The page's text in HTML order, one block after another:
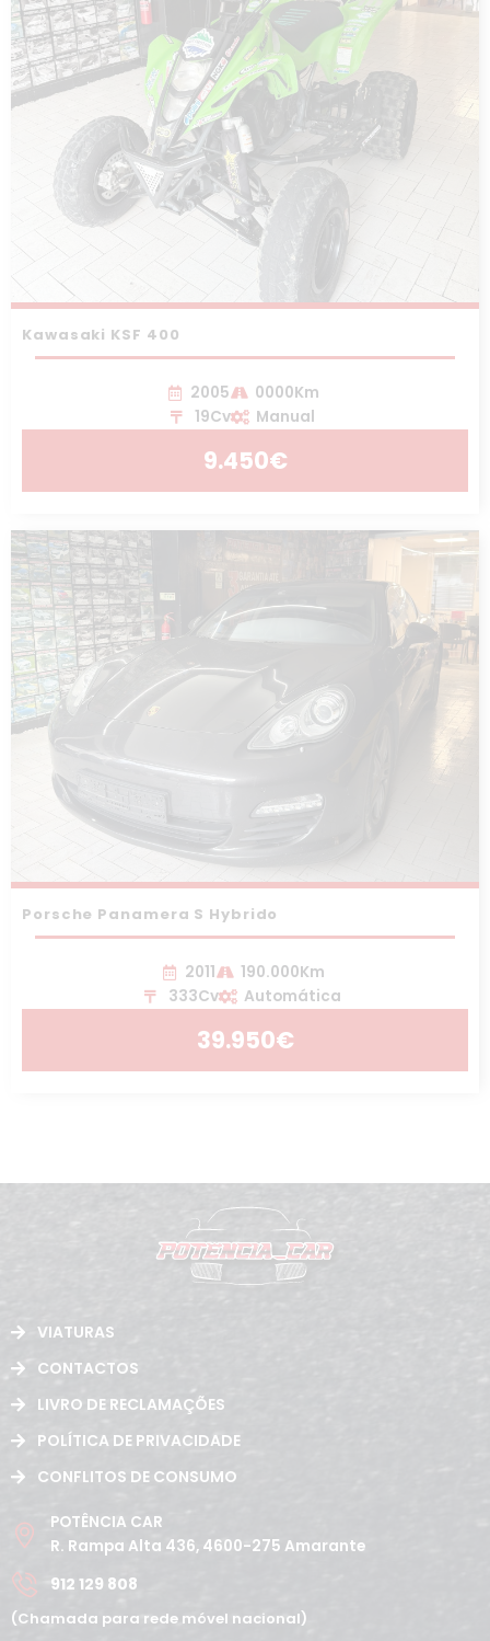
Kawasaki KSF 400
2005
0000Km
19Cv
Manual
9.450€
Porsche Panamera S Hybrido
2011
190.000Km
333Cv
Automática
39.950€
VIATURAS
CONTACTOS
LIVRO DE RECLAMAÇÕES
POLÍTICA DE PRIVACIDADE
CONFLITOS DE CONSUMO
POTÊNCIA CAR
R. Rampa Alta 436, 4600-275 Amarante
912 129 808
(Chamada para rede móvel nacional)